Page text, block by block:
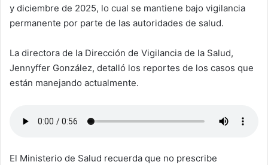
y diciembre de 2025, lo cual se mantiene bajo vigilancia
permanente por parte de las autoridades de salud.
La directora de la Dirección de Vigilancia de la Salud,
Jennyffer González, detalló los reportes de los casos que
están manejando actualmente.
El Ministerio de Salud recuerda que no prescribe